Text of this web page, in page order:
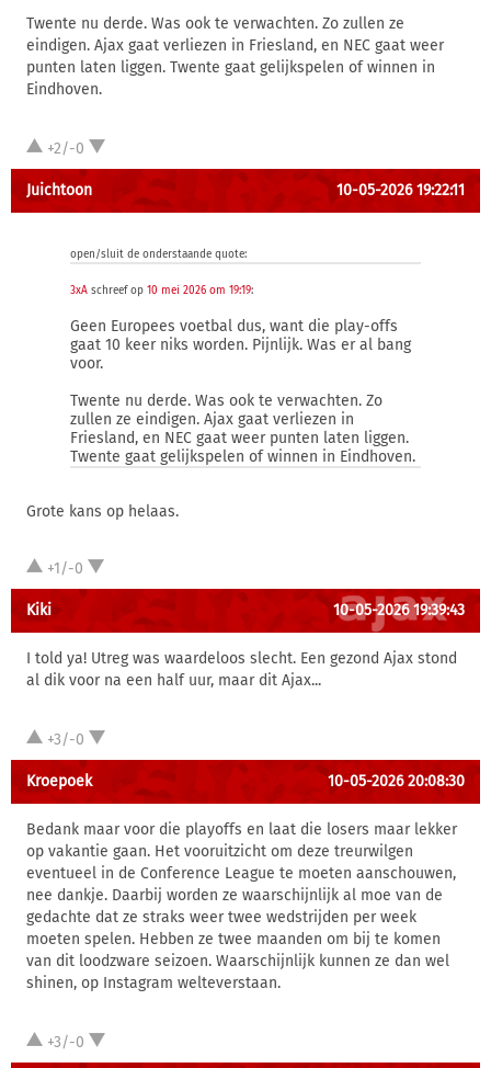
Twente nu derde. Was ook te verwachten. Zo zullen ze
eindigen. Ajax gaat verliezen in Friesland, en NEC gaat weer
punten laten liggen. Twente gaat gelijkspelen of winnen in
Eindhoven.
+2/-0
Juichtoon 10-05-2026 19:22:11
open/sluit de onderstaande quote:
3xA schreef op 10 mei 2026 om 19:19:
Geen Europees voetbal dus, want die play-offs
gaat 10 keer niks worden. Pijnlijk. Was er al bang
voor.
Twente nu derde. Was ook te verwachten. Zo
zullen ze eindigen. Ajax gaat verliezen in
Friesland, en NEC gaat weer punten laten liggen.
Twente gaat gelijkspelen of winnen in Eindhoven.
Grote kans op helaas.
+1/-0
Kiki 10-05-2026 19:39:43
I told ya! Utreg was waardeloos slecht. Een gezond Ajax stond
al dik voor na een half uur, maar dit Ajax...
+3/-0
Kroepoek 10-05-2026 20:08:30
Bedank maar voor die playoffs en laat die losers maar lekker
op vakantie gaan. Het vooruitzicht om deze treurwilgen
eventueel in de Conference League te moeten aanschouwen,
nee dankje. Daarbij worden ze waarschijnlijk al moe van de
gedachte dat ze straks weer twee wedstrijden per week
moeten spelen. Hebben ze twee maanden om bij te komen
van dit loodzware seizoen. Waarschijnlijk kunnen ze dan wel
shinen, op Instagram welteverstaan.
+3/-0